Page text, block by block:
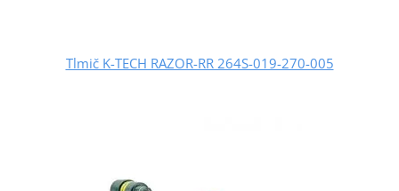
Tlmič K-TECH RAZOR-RR 264S-019-270-005